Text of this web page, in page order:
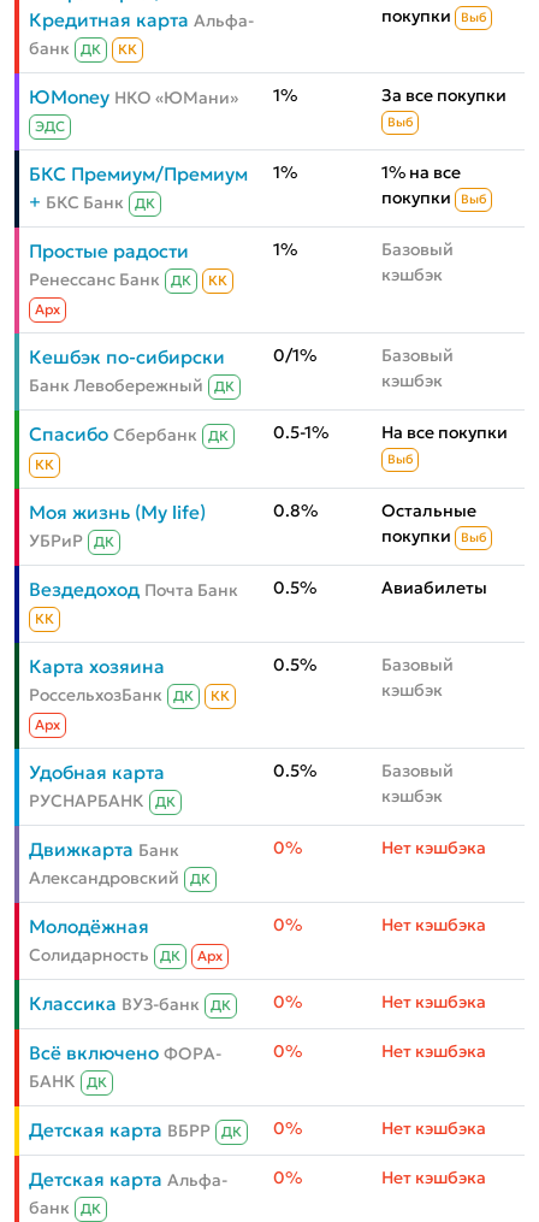
Кредитная карта Альфа-
банк
ДК КК
покупки
Выб
ЮMoney НКО «ЮМани»
ЭДС
1% За все покупки
Выб
БКС Премиум/Премиум
+ БКС Банк ДК
1%
1% на все
покупки
Выб
Простые радости
Ренессанс Банк ДК
КК
Aрх
1%
Базовый
кэшбэк
Кешбэк по-сибирски
Банк Левобережный ДК
0/1%
Базовый
кэшбэк
Спасибо Сбербанк
ДК
КК
0.5-1% На все покупки
Выб
Моя жизнь (My life)
УБРиР ДК
0.8%
Остальные
покупки
Выб
Вездедоход Почта Банк
КК
0.5% Авиабилеты
Карта хозяина
РоссельхозБанк ДК
КК
Aрх
0.5%
Базовый
кэшбэк
Удобная карта
РУСНАРБАНК ДК
0.5%
Базовый
кэшбэк
Движкарта Банк
Александровский
ДК
0% Нет кэшбэка
Молодёжная
Солидарность ДК Aрх
0% Нет кэшбэка
Классика ВУЗ-банк ДК 0% Нет кэшбэка
Всё включено ФОРА-
БАНК
ДК
0% Нет кэшбэка
Детская карта ВБРР ДК 0% Нет кэшбэка
Детская карта Альфа-
банк
ДК
0% Нет кэшбэка